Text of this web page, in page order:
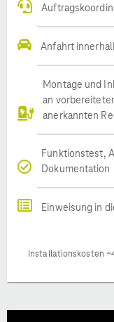
Anfahrt
Montage und
an
anerkannten
Funktionstest,
Dokumentation
Einweisung in
Installationskosten